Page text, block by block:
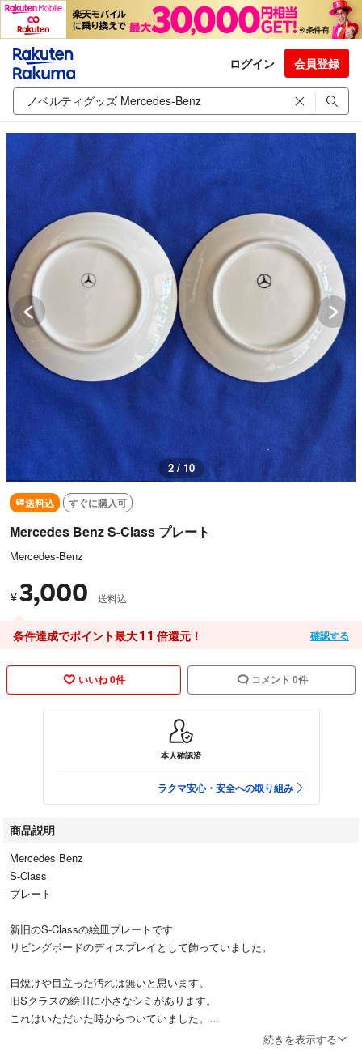
ログイン 会員登録
3 / 10
送料込 すぐに購入可
Mercedes Benz S-Class プレート
Mercedes-Benz
¥3,000 送料込
条件達成でポイント最大11 倍還元！ 確認する
いいね 0件 コメント 0件
本人確認済
ラクマ安心・安全への取り組み
商品説明
Mercedes Benz
S-Class
プレート
新旧のS-Classの絵皿プレートです
リビングボードのディスプレイとして飾っていました。
日焼けや目立った汚れは無いと思います。
旧Sクラスの絵皿に小さなシミがあります。
これはいただいた時からついていました。
続きを表示する